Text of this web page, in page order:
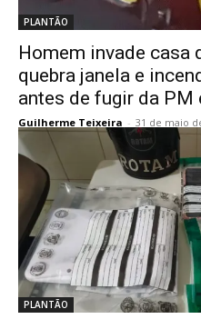
PLANTÃO
Homem invade casa
quebra janela e
antes de fugir da
Guilherme Teixeira - 31 de maio
PLANTÃO